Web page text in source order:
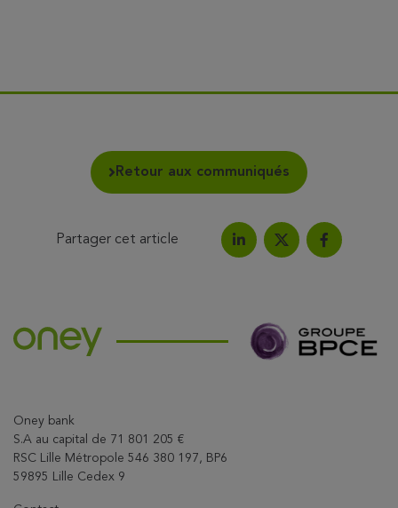
Retour aux communiqués
Partager cet article
Partagez l'article sur
Partagez l'article
Partagez
Oney bank
S.A au capital de 71 801 205 €
RSC Lille Métropole 546 380 197, BP6
59895 Lille Cedex 9